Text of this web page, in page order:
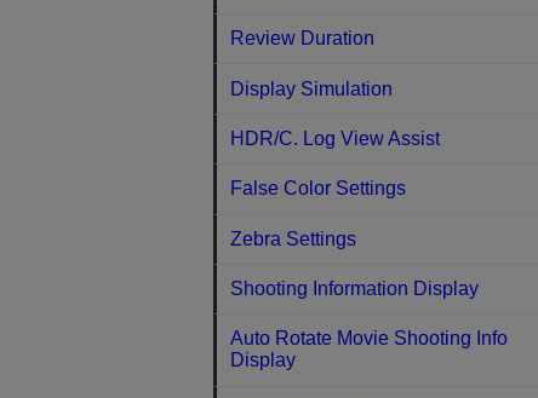
Review Duration
Display Simulation
HDR/C. Log View Assist
False Color Settings
Zebra Settings
Shooting Information Display
Auto Rotate Movie Shooting Info
Display